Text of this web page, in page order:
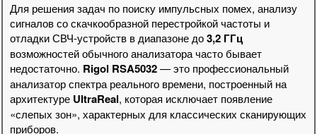
Для решения задач по поиску импульсных помех, анализу
сигналов со скачкообразной перестройкой частоты и
отладки СВЧ-устройств в диапазоне до3,2 ГГц
возможностей обычного анализатора часто бывает
недостаточно. Rigol RSA5032— это профессиональный
анализатор спектра реального времени, построенный на
архитектуре UltraReal, которая исключает появление
«слепых зон», характерных для классических сканирующих
приборов.